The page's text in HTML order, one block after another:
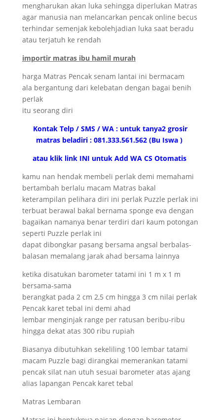
mengharukan akan luka sehingga diperlukan Matras
agar manusia nan melancarkan pencak online becus
terhindar semenjak kebolehjadian luka saat beradu
atau terjatuh ke rendah
importir matras ibu hamil murah
harga Matras Pencak senam lantai ini bermacam
ala bergantung dari kelebatan dengan bagai benih
perlak
itu seorang diri
Kontak Telp / SMS / WA : untuk tanya2 grosir
matras beladiri : 081.333.561.562 (Bu Iswa )
atau klik link INI untuk Add WA CS Otomatis
kamu nan hendak membeli perlak demi memahami
bertambah berlalu macam Matras bakal
keterampilan pelihara diri ini perlak Puzzle perlak ini
terbuat berawal bakal bernama sponge eva dengan
bagaikan namanya benar terdiri dari kaum potongan
seperti Puzzle perlak ini
dapat dibongkar pasang bersama angsal berbalas-
balasan memalang jarak ahad bersama lainnya
ketika disatukan barometer tatami ini 1 m x 1 m
bersama-sama
berangkat pada 2 cm 2,5 cm hingga 3 cm nilai perlak
Pencak karet tebal ini demi ahad
lembar menginjak range per ratusan beribu-ribu
hingga dekat atas 300 ribu rupiah
Biasanya dibutuhkan sekeliling 100 lembar tatami
macam Puzzle bagi dirangkai memerankan tatami
pencak silat nan utuh sesuai barometer atas ajang
alias lapangan Pencak karet tebal
Matras Lembaran